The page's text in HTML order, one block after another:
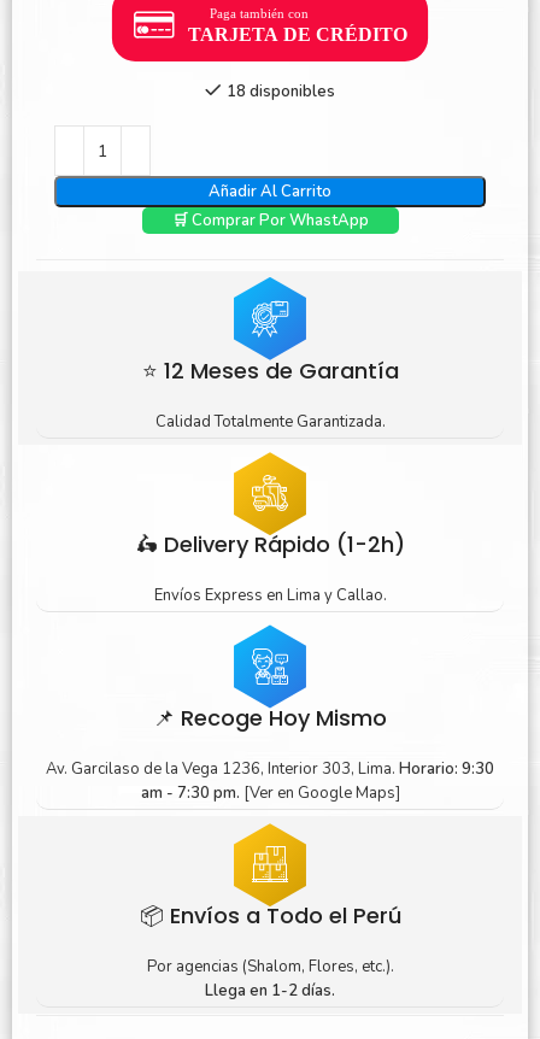
18 disponibles
Añadir Al Carrito
🛒 Comprar Por WhastApp
⭐ 12 Meses de Garantía
Calidad Totalmente Garantizada.
🛵 Delivery Rápido (1-2h)
Envíos Express en Lima y Callao.
📌 Recoge Hoy Mismo
Av. Garcilaso de la Vega 1236, Interior 303, Lima. Horario: 9:30
am - 7:30 pm. [Ver en Google Maps]
📦 Envíos a Todo el Perú
Por agencias (Shalom, Flores, etc.).
Llega en 1-2 días.